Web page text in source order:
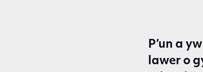
P’un a
lawer o